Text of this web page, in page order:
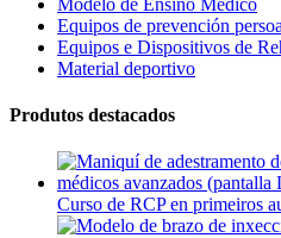
Equipos de prevención
Equipos e Dispositivos de
Material deportivo
Produtos destacados
Curso de RCP en primeiros